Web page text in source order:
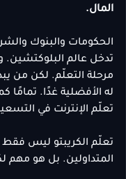
المال.
الحكومات والبنوك
تدخل عالم البلوكتشين.
مرحلة التعلّم. لكن من
له الأفضلية غدًا.
تعلّم الإنترنت في
تعلّم الكريبتو ليس فقط
المتداولين. بل هو مهم